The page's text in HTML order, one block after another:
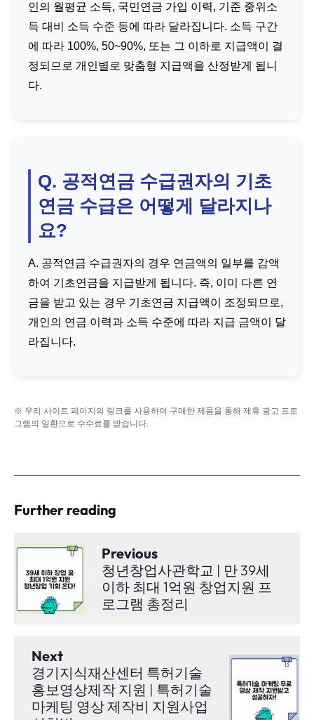
인의 월평균 소득, 국민연금 가입 이력, 기준 중위소
득 대비 소득 수준 등에 따라 달라집니다. 소득 구간
에 따라 100%, 50~90%, 또는 그 이하로 지급액이 결
정되므로 개인별로 맞춤형 지급액을 산정받게 됩니
다.
Q. 공적연금 수급권자의 기초
연금 수급은 어떻게 달라지나
요?
A. 공적연금 수급권자의 경우 연금액의 일부를 감액
하여 기초연금을 지급받게 됩니다. 즉, 이미 다른 연
금을 받고 있는 경우 기초연금 지급액이 조정되므로,
개인의 연금 이력과 소득 수준에 따라 지급 금액이 달
라집니다.
※ 우리 사이트 페이지의 링크를 사용하여 구매한 제품을 통해 제휴 광고 프로
그램의 일환으로 수수료를 받습니다.
Further reading
Previous
청년창업사관학교 | 만 39세
이하 최대 1억원 창업지원 프
로그램 총정리
Next
경기지식재산센터 특허기술
홍보영상제작 지원 | 특허기술
마케팅 영상 제작비 지원사업